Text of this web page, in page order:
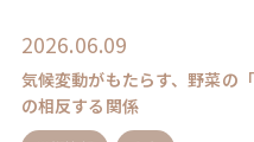
2026.06.09
気候変動がもたらす、野菜の
の相反する関係